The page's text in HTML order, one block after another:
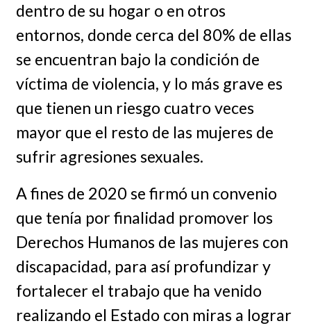
dentro de su hogar o en otros
entornos, donde cerca del 80% de ellas
se encuentran bajo la condición de
víctima de violencia, y lo más grave es
que tienen un riesgo cuatro veces
mayor que el resto de las mujeres de
sufrir agresiones sexuales.
A fines de 2020 se firmó un convenio
que tenía por finalidad promover los
Derechos Humanos de las mujeres con
discapacidad, para así profundizar y
fortalecer el trabajo que ha venido
realizando el Estado con miras a lograr